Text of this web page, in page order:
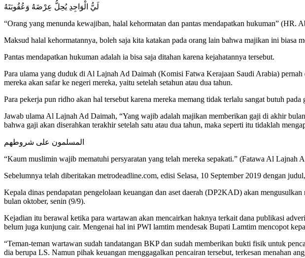
لَيُّ الْوَاجِدِ يُحِلُّ عِرْضَهُ وَعُقُوبَتَهُ
“Orang yang menunda kewajiban, halal kehormatan dan pantas mendapatkan hukuman”
Maksud halal kehormatannya, boleh saja kita katakan pada orang lain bahwa majikan ini biasa
Pantas mendapatkan hukuman adalah ia bisa saja ditahan karena kejahatannya tersebut.
Para ulama yang duduk di Al Lajnah Ad Daimah (Komisi Fatwa Kerajaan Saudi Arabia)
mereka akan safar ke negeri mereka, yaitu setelah setahun atau dua tahun.
Para pekerja pun ridho akan hal tersebut karena mereka memang tidak terlalu sangat butuh pada
Jawab ulama Al Lajnah Ad Daimah, “Yang wajib adalah majikan memberikan gaji di akhir
bahwa gaji akan diserahkan terakhir setelah satu atau dua tahun, maka seperti itu tidaklah
المسلمون على شروطهم
“Kaum muslimin wajib mematuhi persyaratan yang telah mereka sepakati.” (Fatawa Al
Sebelumnya telah diberitakan metrodeadline.com, edisi Selasa, 10 September 2019 dengan
Kepala dinas pendapatan pengelolaan keuangan dan aset daerah (DP2KAD) akan
bulan oktober, senin (9/9).
Kejadian itu berawal ketika para wartawan akan mencairkan haknya terkait dana publikasi
belum juga kunjung cair. Mengenai hal ini PWI lamtim mendesak Bupati Lamtim mencopot
“Teman-teman wartawan sudah tandatangan BKP dan sudah memberikan bukti fisik untuk
dia berupa LS. Namun pihak keuangan menggagalkan pencairan tersebut, terkesan menahan